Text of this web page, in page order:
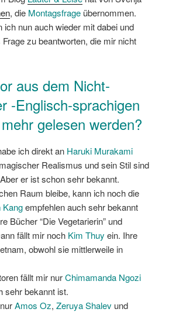
, die Montagsfrage übernommen.
ich nun auch wieder mit dabei und
zu beantworten, die mir nicht
aus dem Nicht-
-Englisch-sprachigen
gelesen werden?
ich direkt an Haruki Murakami
Realismus und sein Stil sind
er ist schon sehr bekannt.
Raum bleibe, kann ich noch die
Kangempfehlen auch sehr bekannt
Bücher “Die Vegetarierin” und
fällt mir noch Kim Thuy ein. Ihre
obwohl sie mittlerweile in
fällt mir nurChimamanda Ngozi
sehr bekannt ist.
Amos Oz, Zeruya Shalev und